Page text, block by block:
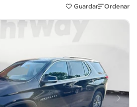
Ordenar
Guardar